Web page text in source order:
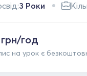
3 Роки
год
на урок є